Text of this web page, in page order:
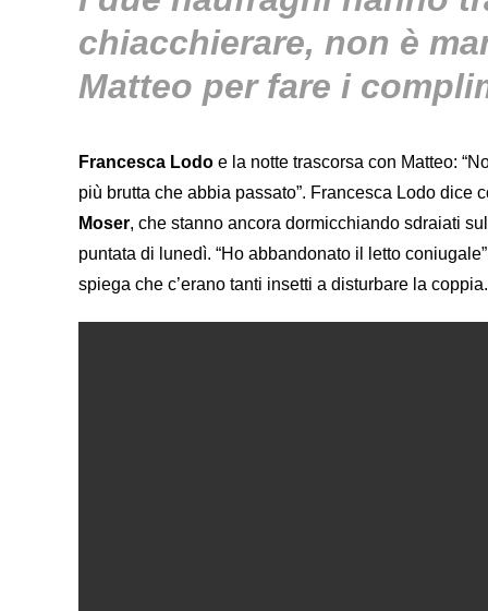
chiacchierare, non è
Matteo per fare i
Francesca Lodo e la notte trascorsa con Matteo:
più brutta che abbia passato”. Francesca Lodo dice
Moser, che stanno ancora dormicchiando sdraiati
puntata di lunedì. “Ho abbandonato il letto
spiega che c’erano tanti insetti a disturbare la coppia.